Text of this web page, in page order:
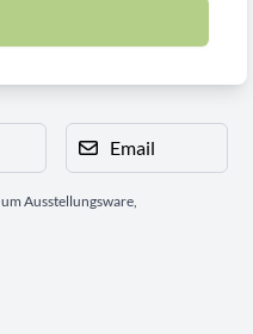
Email
Ausstellungsware,